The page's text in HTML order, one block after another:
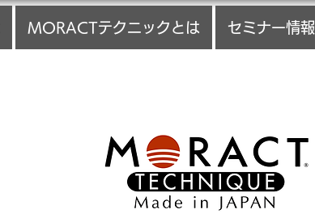
MORACTテクニックとは セミナー情報